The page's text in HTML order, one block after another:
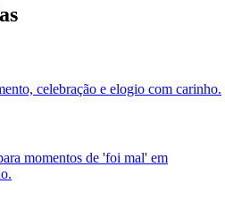
celebração e elogio com carinho.
momentos de 'foi mal' em